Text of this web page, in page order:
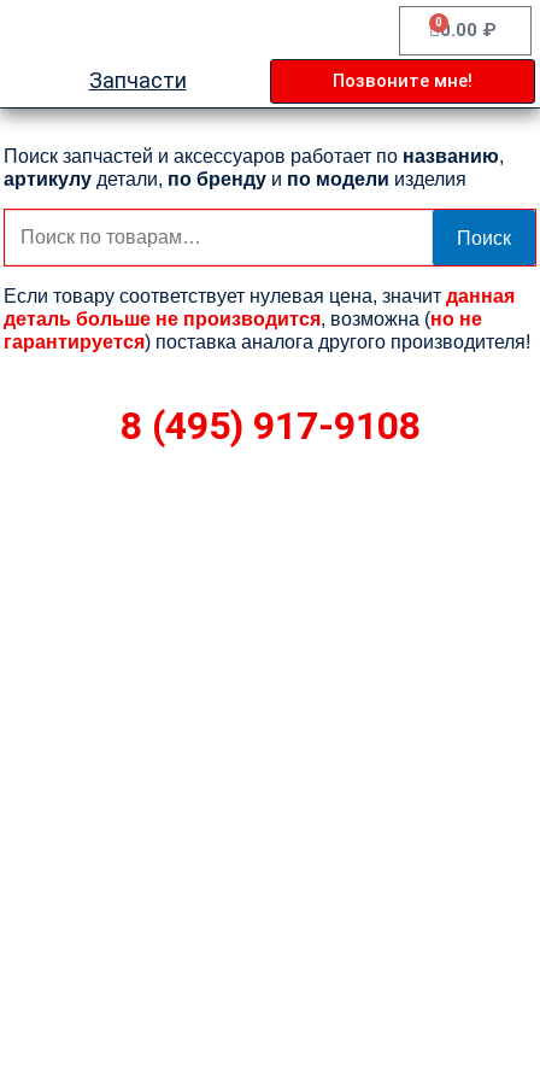
0.00 ₽
0
Cart
Запчасти Позвоните мне!
Поиск запчастей и аксессуаров работает по названию,
артикулу детали, по бренду и по модели изделия
Искать:
Поиск
Если товару соответствует нулевая цена, значит данная
деталь больше не производится, возможна (но не
гарантируется) поставка аналога другого производителя!
8 (495) 917-9108